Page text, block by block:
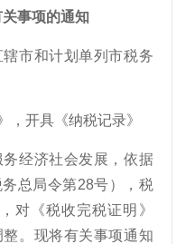
关事项的通知
市和计划单列市税务
经济社会发展，依据
务总局令第28号），税
对《税收完税证明》
整。现将有关事项通知